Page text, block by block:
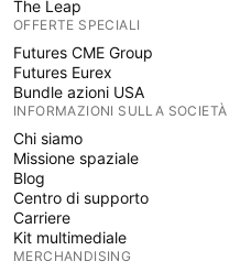
The Leap
OFFERTE SPECIALI
Futures CME Group
Futures Eurex
Bundle azioni USA
INFORMAZIONI SULLA SOCIETÀ
Chi siamo
Missione spaziale
Blog
Centro di supporto
Carriere
Kit multimediale
MERCHANDISING